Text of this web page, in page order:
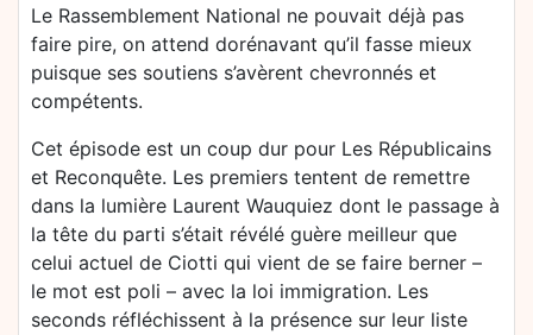
Le Rassemblement National ne pouvait déjà pas
faire pire, on attend dorénavant qu’il fasse mieux
puisque ses soutiens s’avèrent chevronnés et
compétents.
Cet épisode est un coup dur pour Les Républicains
et Reconquête. Les premiers tentent de remettre
dans la lumière Laurent Wauquiez dont le passage à
la tête du parti s’était révélé guère meilleur que
celui actuel de Ciotti qui vient de se faire berner –
le mot est poli – avec la loi immigration. Les
seconds réfléchissent à la présence sur leur liste